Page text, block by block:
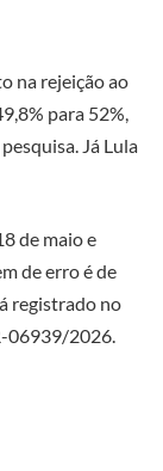
na rejeição ao
para 52%,
Já Lula
de maio e
de erro é de
registrado no
06939/2026.